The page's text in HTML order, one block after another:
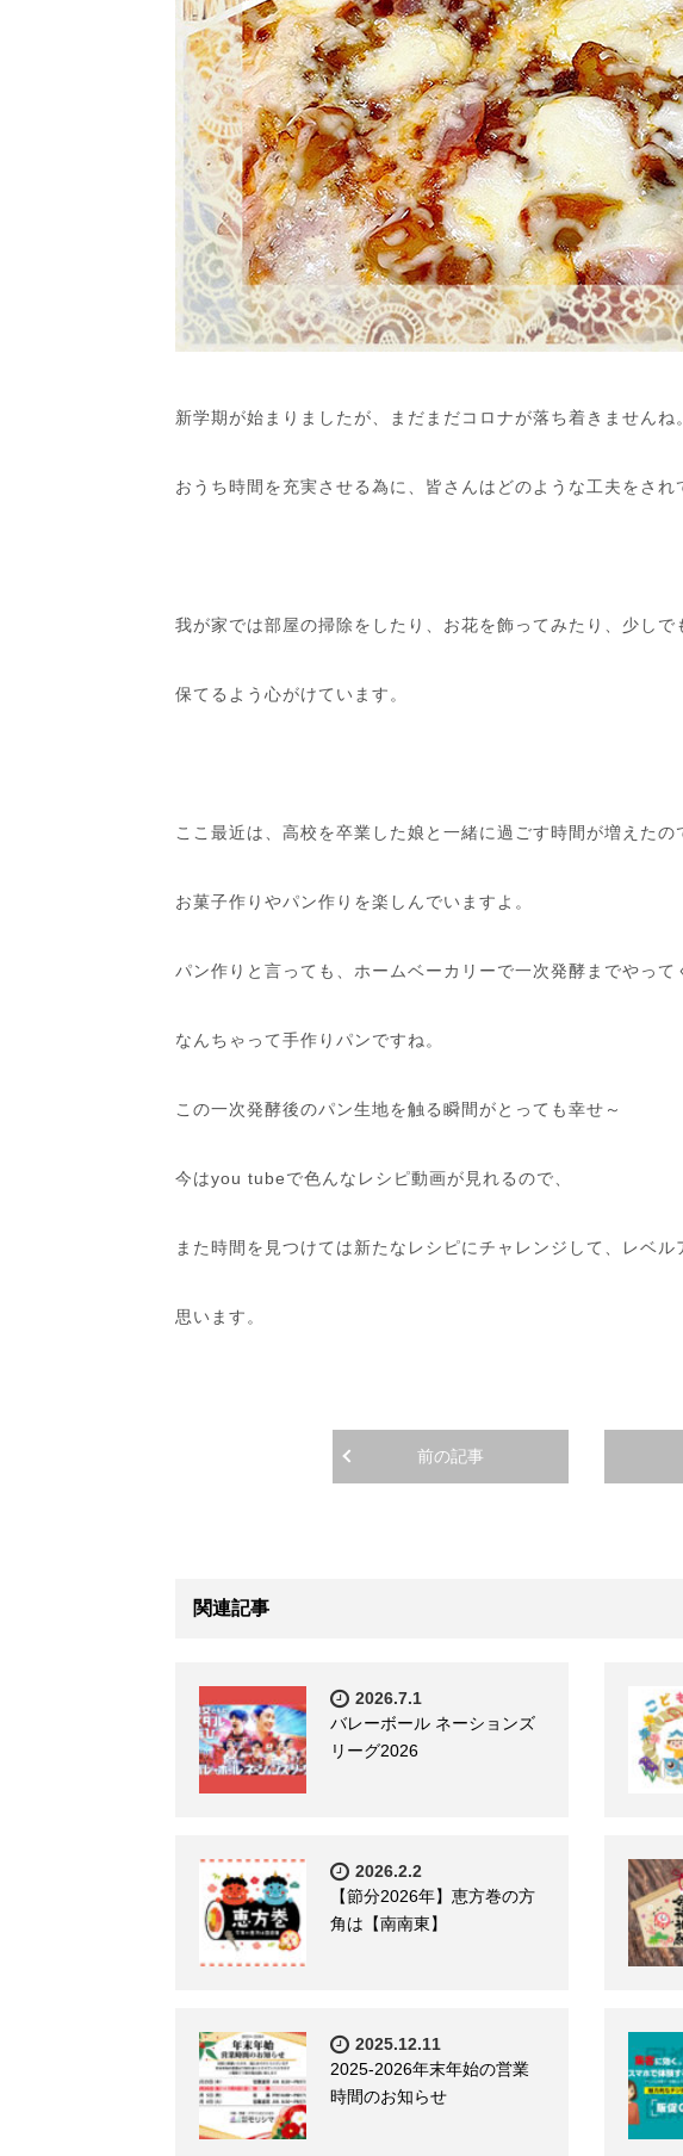
新学期が始まりましたが、まだまだコロナが落ち着きませんね。
おうち時間を充実させる為に、皆さんはどのような工夫をされ
我が家では部屋の掃除をしたり、お花を飾ってみたり、少しで
保てるよう心がけています。
ここ最近は、高校を卒業した娘と一緒に過ごす時間が増えたの
お菓子作りやパン作りを楽しんでいますよ。
パン作りと言っても、ホームベーカリーで一次発酵までやって
なんちゃって手作りパンですね。
この一次発酵後のパン生地を触る瞬間がとっても幸せ～
今はyou tubeで色んなレシピ動画が見れるので、
また時間を見つけては新たなレシピにチャレンジして、レベル
思います。
前の記事
関連記事
2026.7.1
バレーボール ネーションズ
リーグ2026
2026.2.2
【節分2026年】恵方巻の方
角は【南南東】
2025.12.11
2025-2026年末年始の営業
時間のお知らせ